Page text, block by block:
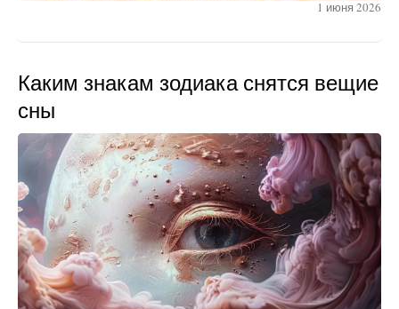
1 июня 2026
Каким знакам зодиака снятся вещие
сны